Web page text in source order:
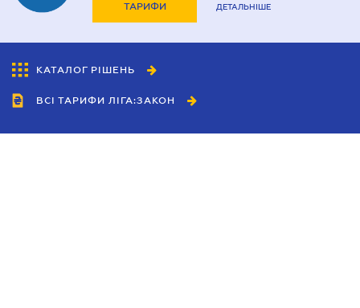
ТАРИФИ ДЕТАЛЬНІШЕ
КАТАЛОГ РІШЕНЬ
ВСІ ТАРИФИ ЛІГА:ЗАКОН